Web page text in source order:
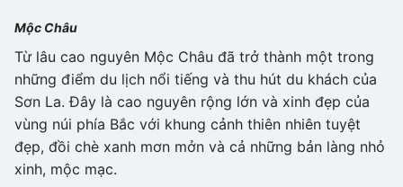
Mộc Châu
Từ lâu cao nguyên Mộc Châu đã trở thành một trong
những điểm du lịch nổi tiếng và thu hút du khách của
Sơn La. Đây là cao nguyên rộng lớn và xinh đẹp của
vùng núi phía Bắc với khung cảnh thiên nhiên tuyệt
đẹp, đồi chè xanh mơn mởn và cả những bản làng nhỏ
xinh, mộc mạc.